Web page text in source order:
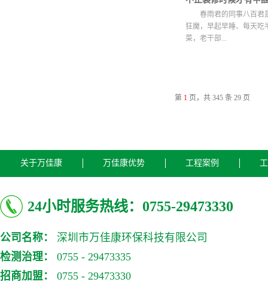
春雨君的同事八百君
狂魔，早起早睡、每天吃
菜，老干部...
第 1 页，共 345 条 29 页
关于万佳康 万佳康优势 工程案例
24小时服务热线：0755-29473330
公司名称：
深圳市万佳康环保科技有限公司
检测治理：
0755 - 29473335
招商加盟：
0755 - 29473330